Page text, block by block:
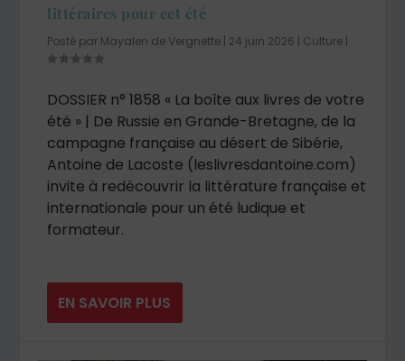
littéraires pour cet été
Posté par Mayalen de Vergnette 24 juin 2026 Culture
DOSSIER n° 1858 « La boîte aux livres de votre
été » | De Russie en Grande-Bretagne, de la
campagne française au désert de Sibérie,
Antoine de Lacoste (leslivresdantoine.com)
invite à redécouvrir la littérature française et
internationale pour un été ludique et
formateur.
EN SAVOIR PLUS